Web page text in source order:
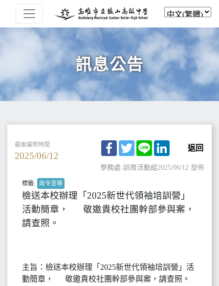
訊息公告
最後編修時間
2025/06/12
Facebook
TwitterLine LinkedIn
返回
學務處-訓育活動組2025/06/12 發佈
標籤: 政令宣導
檢送本校辦理「2025新世代領袖培訓營」
活動簡章， 敬邀貴校社團幹部參與案，
請查照。
主旨：檢送本校辦理「2025新世代領袖培訓營」活
動簡章， 敬邀貴校社團幹部參與案，請查照。